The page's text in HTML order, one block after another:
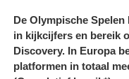
De Olympische
in kijkcijfers en bereik
Discovery. In Europa
platformen in totaal